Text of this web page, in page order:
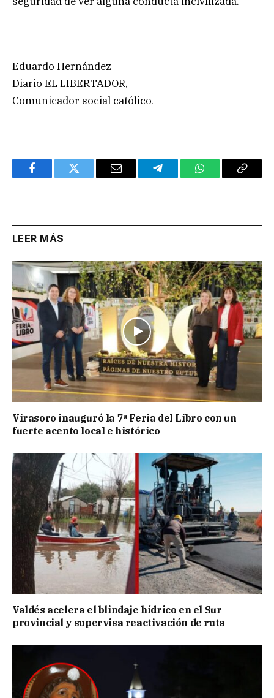
Eduardo Hernández
Diario EL LIBERTADOR,
Comunicador social católico.
FacebookTwitter Email TelegramWhatsAppCopy
LEER MÁS
Virasoro inauguró la 7ª Feria del Libro con un
fuerte acento local e histórico
Valdés acelera el blindaje hídrico en el Sur
provincial y supervisa reactivación de ruta